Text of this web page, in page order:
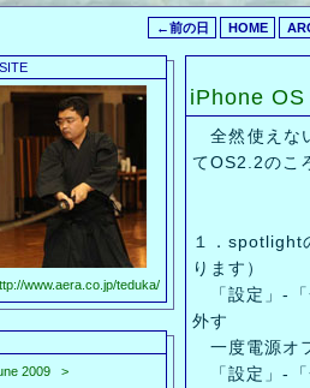
←前の日 HOME
www.aera.co.jp/teduka/
2009
>
iPhone OS
全然使えな
てOS2.2のこ
１．spotlight
ります）
「設定」-「
外す
一度電源オ
「設定」-「